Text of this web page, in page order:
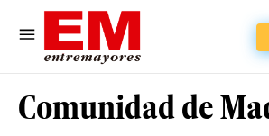
Comunidad de